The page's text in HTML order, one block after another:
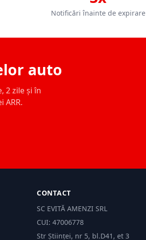
Notificări înainte de expirare
auto
2 zile și în
ARR.
CONTACT
SC EVITĂ AMENZI SRL
CUI: 47006778
Str Științei, nr 5, bl.D41, et 3